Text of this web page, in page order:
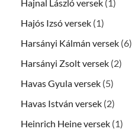
Hajnal László versek (1)
Hajós Izsó versek (1)
Harsányi Kálmán versek (6)
Harsányi Zsolt versek (2)
Havas Gyula versek (5)
Havas István versek (2)
Heinrich Heine versek (1)